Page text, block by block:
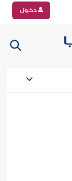
دخول